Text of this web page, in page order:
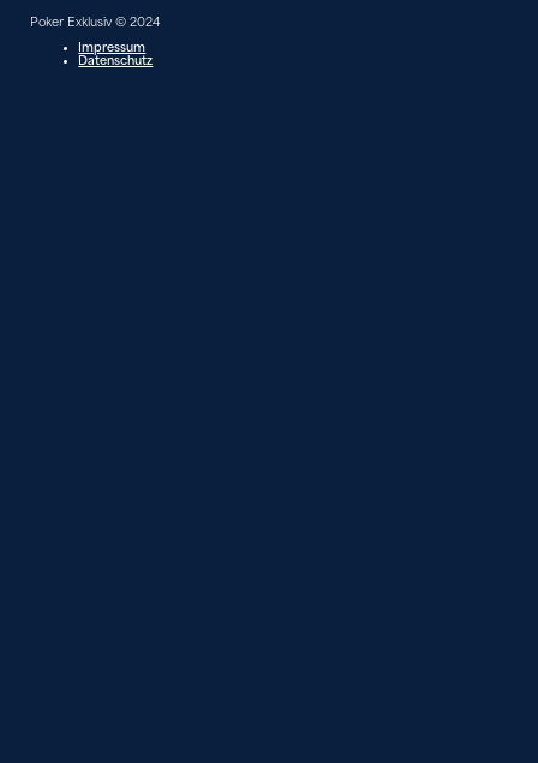
Poker Exklusiv © 2024
Impressum
Datenschutz